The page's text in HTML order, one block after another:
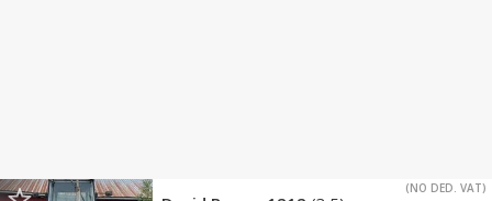
(NO DED. VAT)